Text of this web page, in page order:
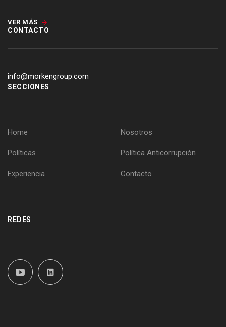
VER MÁS
CONTACTO
info@morkengroup.com
SECCIONES
Home Nosotros
Políticas Política Anticorrupción
Experiencia Contacto
REDES